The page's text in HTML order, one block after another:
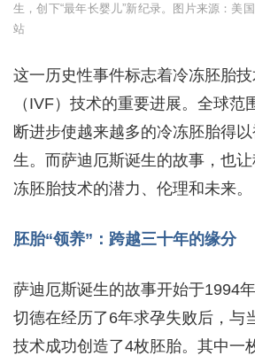
生，创下“最年长婴儿”新纪录。图片来源：美
站
这一历史性事件标志着冷冻胚胎
（IVF）技术的重要进展。全球范
断进步使越来越多的冷冻胚胎得
生。而萨迪厄斯诞生的故事，也
冻胚胎技术的潜力、伦理和未来。
胚胎“领养”：跨越三十年的缘分
萨迪厄斯诞生的故事开始于1994
切德在经历了6年求孕失败后，与
技术成功创造了4枚胚胎。其中一